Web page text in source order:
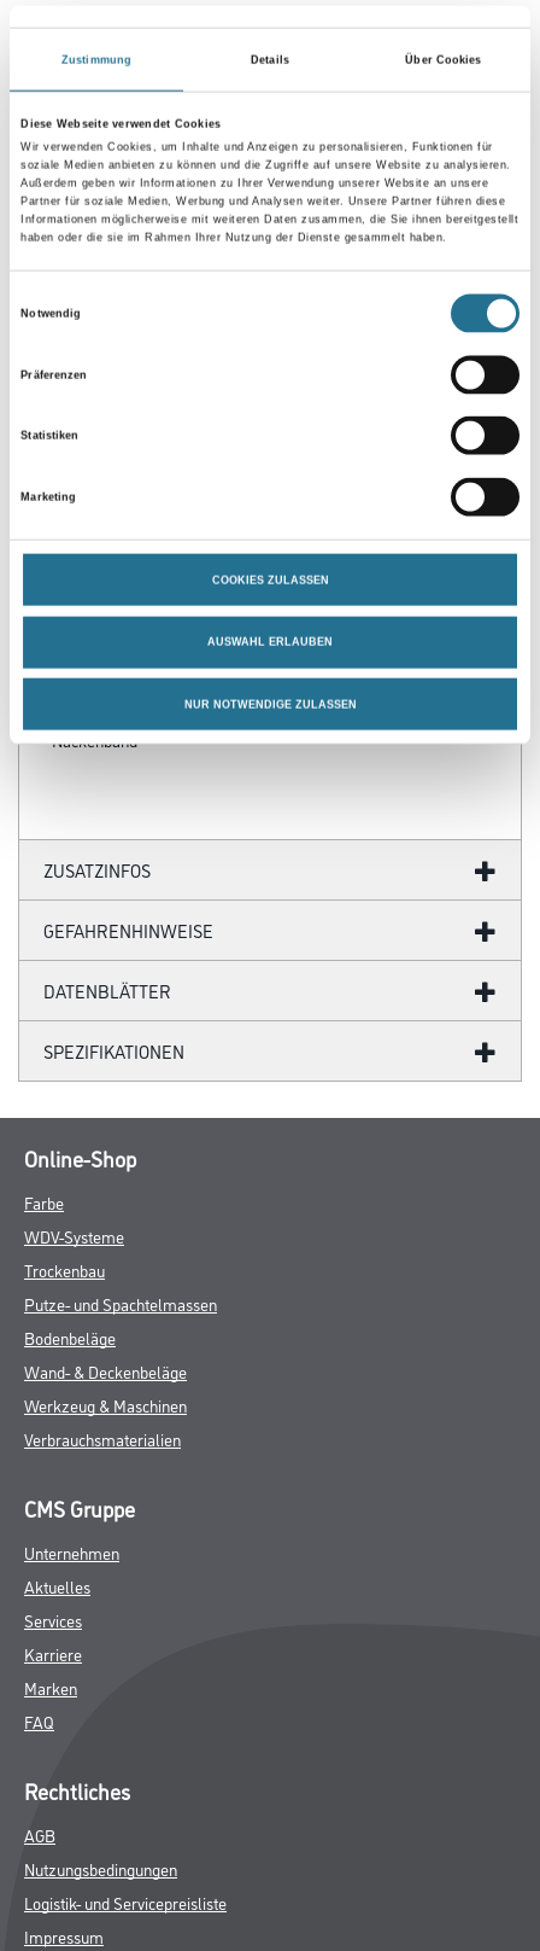
Zustimmung Details Über Cookies
Diese Webseite verwendet Cookies
Wir verwenden Cookies, um Inhalte und Anzeigen zu personalisieren, Funktionen für
soziale Medien anbieten zu können und die Zugriffe auf unsere Website zu analysieren.
Außerdem geben wir Informationen zu Ihrer Verwendung unserer Website an unsere
Partner für soziale Medien, Werbung und Analysen weiter. Unsere Partner führen diese
Informationen möglicherweise mit weiteren Daten zusammen, die Sie ihnen bereitgestellt
haben oder die sie im Rahmen Ihrer Nutzung der Dienste gesammelt haben.
Notwendig
Präferenzen
Statistiken
Marketing
COOKIES ZULASSEN
AUSWAHL ERLAUBEN
NUR NOTWENDIGE ZULASSEN
Farbtonbezeichnung
Umrechnungsfaktoren
PRODUKTEIGENSCHAFTEN
Produkteigenschaft
- Gekämmte Baumwolle
- Vorgeschrumpft
- Runder Halsausschnitt
- Nackenband
ZUSATZINFOS
GEFAHRENHINWEISE
DATENBLÄTTER
SPEZIFIKATIONEN
Online-Shop
Farbe
WDV-Systeme
Trockenbau
Putze- und Spachtelmassen
Bodenbeläge
Wand- & Deckenbeläge
Werkzeug & Maschinen
Verbrauchsmaterialien
CMS Gruppe
Unternehmen
Aktuelles
Services
Karriere
Marken
FAQ
Rechtliches
AGB
Nutzungsbedingungen
Logistik- und Servicepreisliste
Impressum